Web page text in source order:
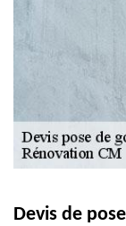
Devis de